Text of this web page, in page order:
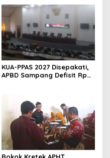
KUA-PPAS 2027 Disepakati,
APBD Sampang Defisit Rp
Rokok Kretek APHT